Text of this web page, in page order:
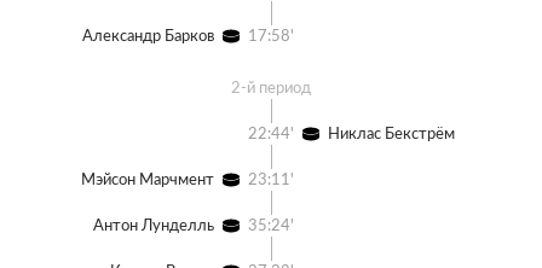
Александр Барков 17:58'
2-й период
Никлас Бекстрём
22:44'
Мэйсон Марчмент 23:11'
Антон Лунделль 35:24'